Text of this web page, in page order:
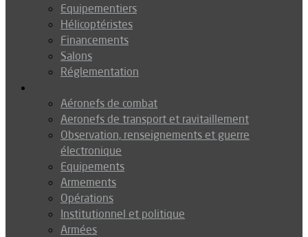
Equipementiers
Hélicoptéristes
Financements
Salons
Réglementation
Aéronefs de combat
Aeronefs de transport et ravitaillement
Observation, renseignements et guerre
électronique
Equipements
Armements
Opérations
Institutionnel et politique
Armées